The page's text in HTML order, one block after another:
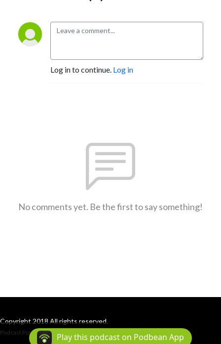
Log in to continue. Log in
No comments yet. Be the first to say something!
Copyright 2018 All rights reserved.
Podcast Powered By Podbean
Play this podcast on Podbean App